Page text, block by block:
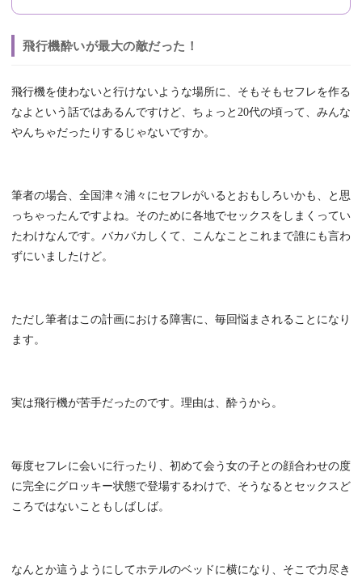
飛行機酔いが最大の敵だった！
飛行機を使わないと行けないような場所に、そもそもセフレを作る
なよという話ではあるんですけど、ちょっと20代の頃って、みんな
やんちゃだったりするじゃないですか。
筆者の場合、全国津々浦々にセフレがいるとおもしろいかも、と思
っちゃったんですよね。そのために各地でセックスをしまくってい
たわけなんです。バカバカしくて、こんなことこれまで誰にも言わ
ずにいましたけど。
ただし筆者はこの計画における障害に、毎回悩まされることになり
ます。
実は飛行機が苦手だったのです。理由は、酔うから。
毎度セフレに会いに行ったり、初めて会う女の子との顔合わせの度
に完全にグロッキー状態で登場するわけで、そうなるとセックスど
ころではないこともしばしば。
なんとか這うようにしてホテルのベッドに横になり、そこで力尽き